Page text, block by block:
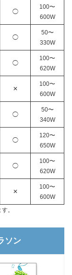
◯
100〜
600W
◯
50〜
330W
◯
100〜
620W
✕
100〜
600W
◯
50〜
340W
◯
120〜
650W
◯
100〜
620W
✕
100〜
600W
。
ソン